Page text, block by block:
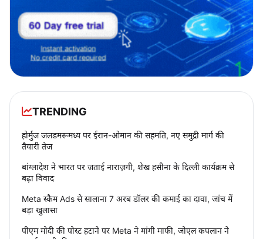
TRENDING
होर्मुज जलडमरूमध्य पर ईरान-ओमान की सहमति, नए समुद्री मार्ग की
तैयारी तेज
बांग्लादेश ने भारत पर जताई नाराज़गी, शेख हसीना के दिल्ली कार्यक्रम से
बढ़ा विवाद
Meta स्कैम Ads से सालाना 7 अरब डॉलर की कमाई का दावा, जांच में
बड़ा खुलासा
पीएम मोदी की पोस्ट हटाने पर Meta ने मांगी माफी, जोएल कपलान ने